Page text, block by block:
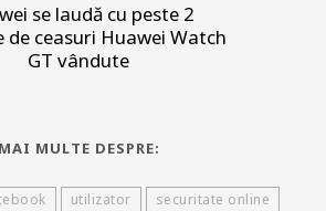
se laudă cu peste 2
de ceasuri Huawei Watch
GT vândute
MAI MULTE DESPRE:
utilizator
securitate online